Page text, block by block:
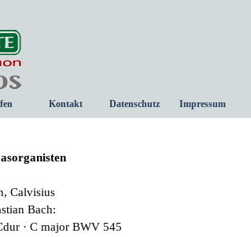
Kontakt Datenschutz Impressum
Calvisius
Bach:
· C major BWV 545